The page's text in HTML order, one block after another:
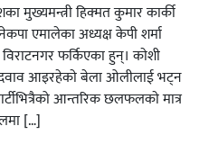
मुख्यमन्त्री हिक्मत कुमार कार्की
एमालेका अध्यक्ष केपी शर्मा
फर्किएका हुन्। काेशी
दवाव आइरहेकाे बेला ओलीलाई भट्न
आन्तरिक छलफलकाे मात्र
[…]